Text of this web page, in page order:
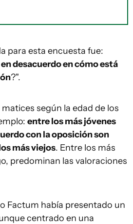
para esta encuesta fue:
desacuerdo en cómo está
?".
según la edad de los
entre los más jóvenes
con la oposición son
más viejos. Entre los más
predominan las valoraciones
Factum había presentado un
centrado en una